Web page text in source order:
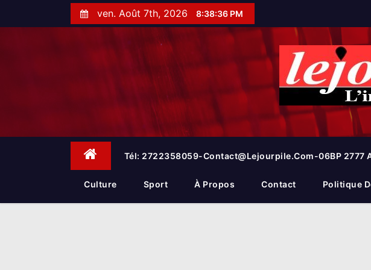
t
ven. Août 7th, 2026 8:38:36 PM
Tél: 2722358059-Contact@lejourpile.com-06BP 2777
Culture Sport À Propos Contact Politique